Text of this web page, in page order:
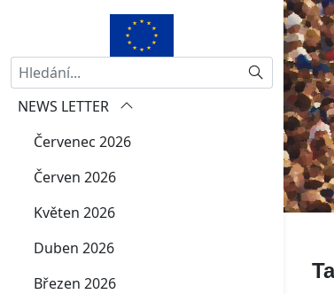
NEWS LETTER
Červenec 2026
Červen 2026
Květen 2026
Duben 2026
Březen 2026
Hledat